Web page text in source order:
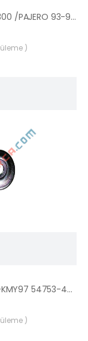
BALANS KAYIŞI H100 / L300 /PAJERO 93-96 23356-42011-HMC
)
RAKOR H100 MINI+VAN+KMY97 54753-43000-HMC
)